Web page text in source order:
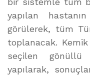
yapılan
görülerek, tüm
toplanacak.
seçilen gönüllü
yapılarak,